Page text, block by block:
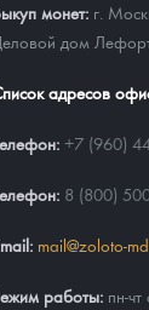
монет: г.
дом
адресов
+7 (960)
8 (800)
mail@zoloto-
работы: пн-